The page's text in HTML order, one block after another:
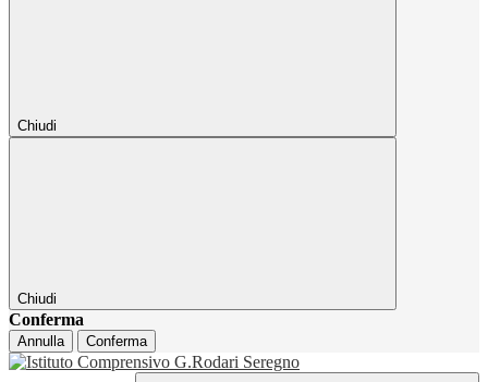
Chiudi
Chiudi
Conferma
Annulla Conferma